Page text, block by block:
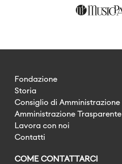
Fondazione
Storia
Consiglio di Amministrazione
Amministrazione Trasparente
Lavora con noi
Contatti
COME CONTATTARCI